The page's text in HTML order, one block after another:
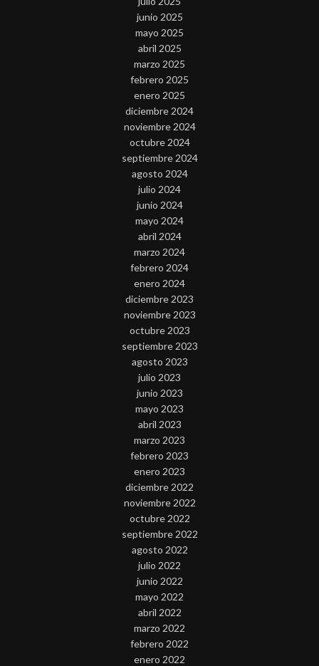
junio 2025
mayo 2025
abril 2025
marzo 2025
febrero 2025
enero 2025
diciembre 2024
noviembre 2024
octubre 2024
septiembre 2024
agosto 2024
julio 2024
junio 2024
mayo 2024
abril 2024
marzo 2024
febrero 2024
enero 2024
diciembre 2023
noviembre 2023
octubre 2023
septiembre 2023
agosto 2023
julio 2023
junio 2023
mayo 2023
abril 2023
marzo 2023
febrero 2023
enero 2023
diciembre 2022
noviembre 2022
octubre 2022
septiembre 2022
agosto 2022
julio 2022
junio 2022
mayo 2022
abril 2022
marzo 2022
febrero 2022
enero 2022